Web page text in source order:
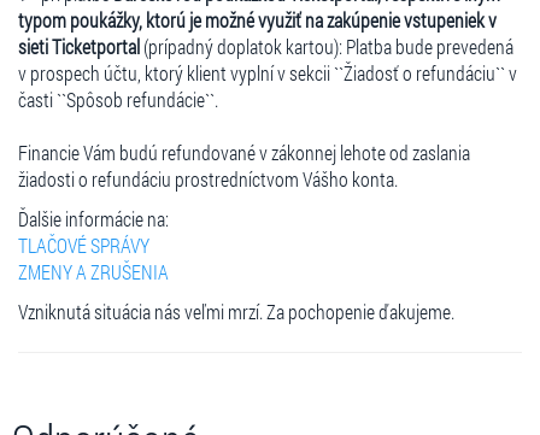
typom poukážky, ktorú je možné využiť na zakúpenie vstupeniek v
sieti Ticketportal(prípadný doplatok kartou): Platba bude prevedená
v prospech účtu, ktorý klient vyplní v sekcii ``Žiadosť o refundáciu`` v
časti ``Spôsob refundácie``.
Financie Vám budú refundované v zákonnej lehote od zaslania
žiadosti o refundáciu prostredníctvom Vášho konta.
Ďalšie informácie na:
TLAČOVÉ SPRÁVY
ZMENY A ZRUŠENIA
Vzniknutá situácia nás veľmi mrzí. Za pochopenie ďakujeme.